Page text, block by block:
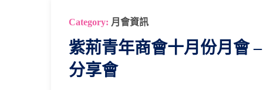
Category: 月會資訊
紫荊青年商會十月份月會
分享會